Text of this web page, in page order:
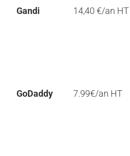
Gandi 14,40 €/an HT
GoDaddy 7.99€/an HT